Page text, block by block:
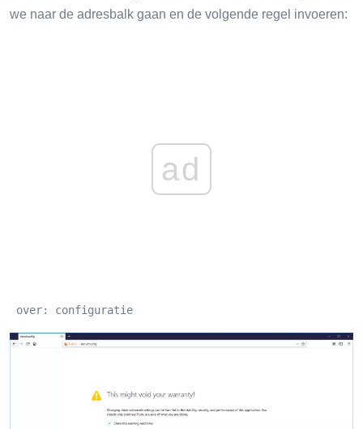
we naar de adresbalk gaan en de volgende regel invoeren:
ad
over: configuratie